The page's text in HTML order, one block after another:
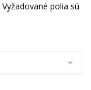
Vyžadované polia sú